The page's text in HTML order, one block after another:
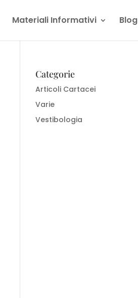
Materiali Informativi Blog
Categorie
Articoli Cartacei
Varie
Vestibologia